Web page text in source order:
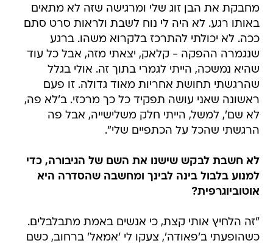
מחבקת את הבן זוג שלי ומרגישה שזה לא מתאים
באותו רגע. לא היה לי נוח לשבת ולראות סרט סתם
ככה. לא יכולתי להתרכז בלקרוא משהו. ברגע
שנגמרה ההפקה - קלאק, יצאתי מזה, אבל כל עוד
שהיא נמשכה, הייתי לגמרי בתוך זה. אולי בגלל
שהרגשתי תחושת אחריות מאוד גדולה. זו פעם
ראשונה שאני עושה תפקיד כל כך מרכזי. ב'לא פה,
לא שם', למשל, הייתי חלק משלישייה, אבל פה
הרגשתי שהכל על הכתפיים שלי".
לא חשבת לבקש שישנו את השם של הגיבורה, כדי
למנוע בלבול בינה לבינך ומחשבה שהסדרה היא
אוטוביוגרפית?
"זה הלחיץ אותי קצת, כי אנשים באמת מתבלבלים.
כשהופעתי ב'פאודה', צעקו לי 'אמאל' ברחוב, כשם